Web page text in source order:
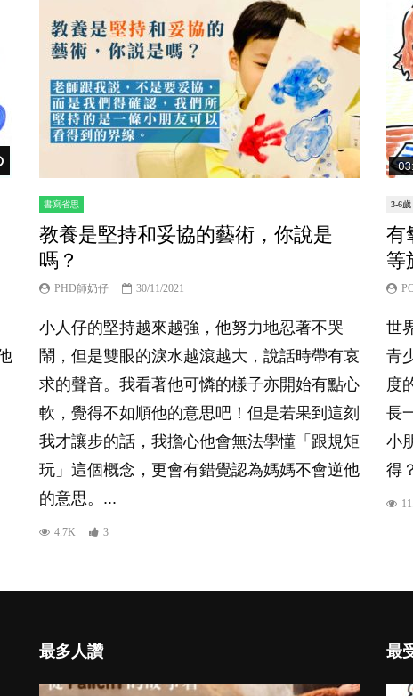
書寫省思
教養是堅持和妥協的藝術，你說是
嗎？
PHD師奶仔 30/11/2021
小人仔的堅持越來越強，他努力地忍著不哭
鬧，但是雙眼的淚水越滾越大，說話時帶有哀
求的聲音。我看著他可憐的樣子亦開始有點心
軟，覺得不如順他的意思吧！但是若果到這刻
我才讓步的話，我擔心他會無法學懂「跟規矩
玩」這個概念，更會有錯覺認為媽媽不會逆他
的意思。...
4.7K 3
3-6歲
有
等
世
青
度
長
小
得
最多人讚 最